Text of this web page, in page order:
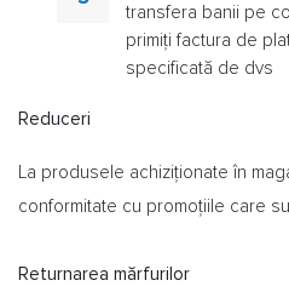
transfera banii pe
primiți factura de
specificată de dvs
Reduceri
La produsele achiziționate în
conformitate cu promoțiile care
Returnarea mărfurilor